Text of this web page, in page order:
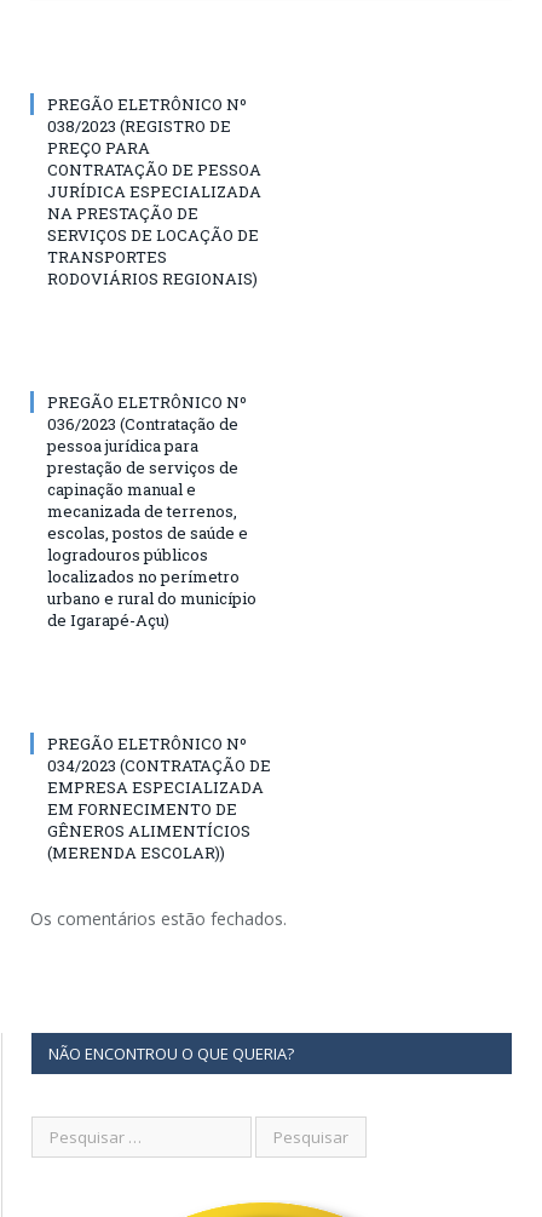
PREGÃO ELETRÔNICO Nº
038/2023 (REGISTRO DE
PREÇO PARA
CONTRATAÇÃO DE PESSOA
JURÍDICA ESPECIALIZADA
NA PRESTAÇÃO DE
SERVIÇOS DE LOCAÇÃO DE
TRANSPORTES
RODOVIÁRIOS REGIONAIS)
PREGÃO ELETRÔNICO Nº
036/2023 (Contratação de
pessoa jurídica para
prestação de serviços de
capinação manual e
mecanizada de terrenos,
escolas, postos de saúde e
logradouros públicos
localizados no perímetro
urbano e rural do município
de Igarapé-Açu)
PREGÃO ELETRÔNICO Nº
034/2023 (CONTRATAÇÃO DE
EMPRESA ESPECIALIZADA
EM FORNECIMENTO DE
GÊNEROS ALIMENTÍCIOS
(MERENDA ESCOLAR))
Os comentários estão fechados.
NÃO ENCONTROU O QUE QUERIA?